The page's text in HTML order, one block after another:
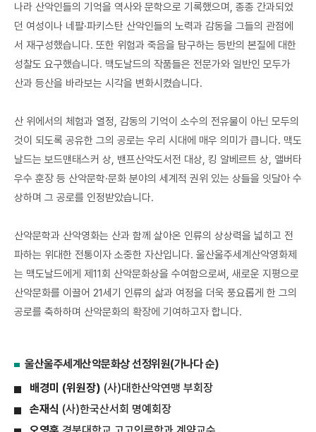
나라 산악인들의 기억을 역사와 문학으로 기록했으며, 종종 간과되었
던 여성이나 네팔·파키스탄 산악인들의 노력과 감동을 그들의 관점에
서 재구성했습니다. 또한 위험과 죽음을 탐구하는 등반의 본질에 대한
성찰도 요구했습니다. 맥도날드의 작품들은 전문가와 일반인 모두가
산과 등산을 바라보는 시각을 변화시켰습니다.
산 위에서의 체험과 열정, 감동의 기억이 소수의 전유물이 아닌 모두의
것이 되도록 공유한 그의 공로는 우리 시대에 매우 의미가 큽니다. 맥도
날드는 보드맨태스커 상, 밴프산악도서전 대상, 킹 알베르트 상, 앨버타
우수 훈장 등 산악문학·문화 분야의 세계적 권위 있는 상들을 잇달아 수
상하며 그 공로를 인정받았습니다.
산악문학과 산악영화는 산과 함께 살아온 인류의 상상력을 넓히고 전
파하는 위대한 전통이자 소중한 자산입니다. 울산울주세계산악영화제
는 맥도날드에게 제11회 산악문화상을 수여함으로써, 새로운 지평으로
산악문화를 이끌어 21세기 인류의 삶과 여정을 더욱 풍요롭게 한 그의
공로를 축하하며 산악문화의 확장에 기여하고자 합니다.
울산울주세계산악문화상 선정위원(가나다 순)
배경미 (위원장) (사)대한산악연맹 부회장
손재식 (사)한국산서회 명예회장